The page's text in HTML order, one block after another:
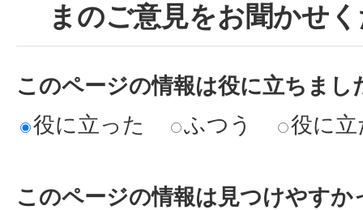
まのご意見をお聞かせ
このページの情報は役に立ちまし
役に立った
ふつう 役に
このページの情報は見つけやすか